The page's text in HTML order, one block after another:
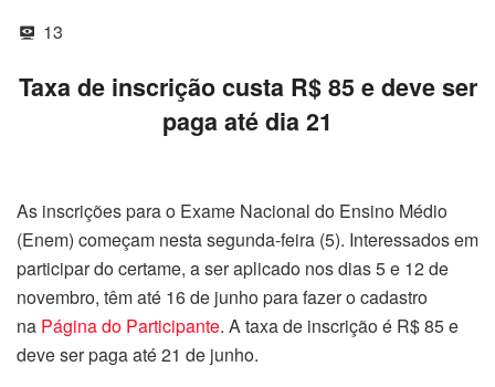
13
Taxa de inscrição custa R$ 85 e deve ser
paga até dia 21
As inscrições para o Exame Nacional do Ensino Médio
(Enem) começam nesta segunda-feira (5). Interessados em
participar do certame, a ser aplicado nos dias 5 e 12 de
novembro, têm até 16 de junho para fazer o cadastro
na Página do Participante. A taxa de inscrição é R$ 85 e
deve ser paga até 21 de junho.